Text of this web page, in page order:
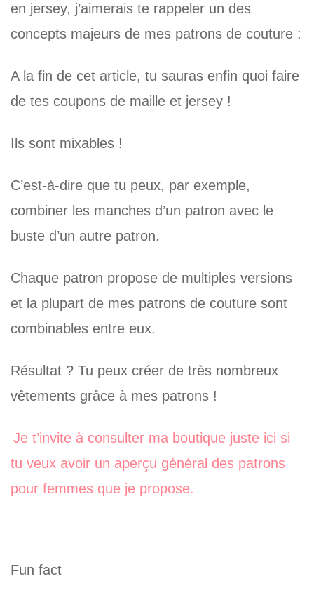
en jersey, j’aimerais te rappeler un des
concepts majeurs de mes patrons de couture :
A la fin de cet article, tu sauras enfin quoi faire
de tes coupons de maille et jersey !
Ils sont mixables !
C’est-à-dire que tu peux, par exemple,
combiner les manches d’un patron avec le
buste d’un autre patron.
Chaque patron propose de multiples versions
et la plupart de mes patrons de couture sont
combinables entre eux.
Résultat ? Tu peux créer de très nombreux
vêtements grâce à mes patrons !
Je t’invite à consulter ma boutique juste ici si
tu veux avoir un aperçu général des patrons
pour femmes que je propose.
Fun fact